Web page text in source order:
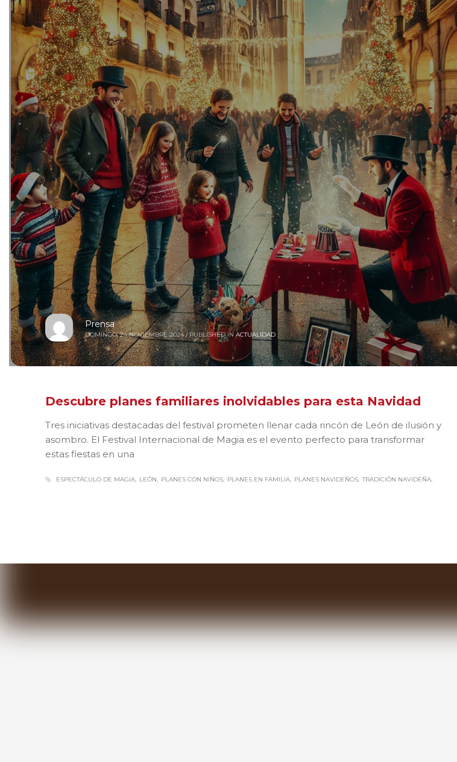
Prensa
DOMINGO, 24 NOVIEMBRE 2024 / PUBLISHED IN ACTUALIDAD
Descubre planes familiares inolvidables para esta Navidad
Tres iniciativas destacadas del festival prometen llenar cada rincón de León de ilusión y
asombro. El Festival Internacional de Magia es el evento perfecto para transformar
estas fiestas en una
ESPECTÁCULO DE MAGIA LEÓN PLANES CON NIÑOS PLANES EN FAMILIA PLANES NAVIDEÑOS TRADICIÓN NAVIDEÑA